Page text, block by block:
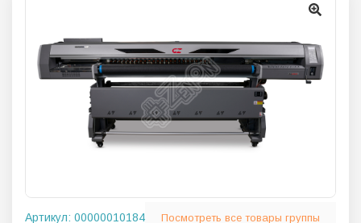
Артикул: 00000010184 Посмотреть все товары группы